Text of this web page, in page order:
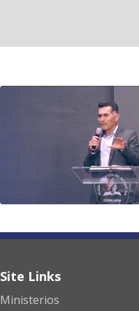
Site Links
Ministerios